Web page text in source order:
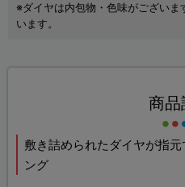
※ダイヤは内包物・色味がござい
います。
商品
敷き詰められたダイヤが指
ング